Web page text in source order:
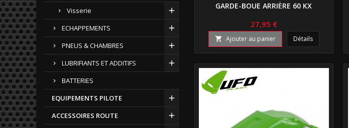
Visserie
ECHAPPEMENTS
PNEUS & CHAMBRES
LUBRIFIANTS ET ADDITIFS
BATTERIES
EQUIPEMENTS PILOTE
ACCESSOIRES ROUTE
GARDE-BOUE ARRIÈRE 60 KX
27,95 €
 Ajouter au panier Détails